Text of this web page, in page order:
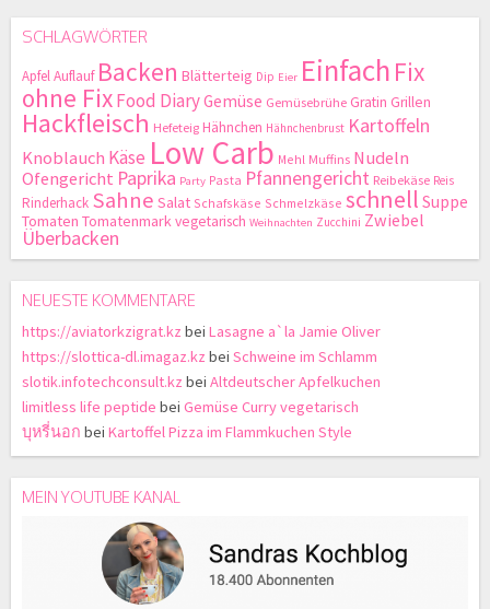
SCHLAGWÖRTER
ApfelAuflauf Backen Blätterteig Dip Eier Einfach Fix
ohne FixFood DiaryGemüse Gemüsebrühe Gratin Grillen
Hackfleisch Hefeteig Hähnchen Hähnchenbrust Kartoffeln
Knoblauch Käse Low Carb Mehl Muffins Nudeln
Ofengericht Paprika Party Pasta Pfannengericht Reibekäse Reis
Rinderhack Sahne Salat Schafskäse Schmelzkäse schnell Suppe
Tomaten Tomatenmarkvegetarisch Weihnachten Zucchini Zwiebel
Überbacken
NEUESTE KOMMENTARE
https://aviatorkzigrat.kz bei Lasagne a`la Jamie Oliver
https://slottica-dl.imagaz.kz bei Schweine im Schlamm
slotik.infotechconsult.kz bei Altdeutscher Apfelkuchen
limitless life peptide bei Gemüse Curry vegetarisch
บุหรี่นอก bei Kartoffel Pizza im Flammkuchen Style
MEIN YOUTUBE KANAL